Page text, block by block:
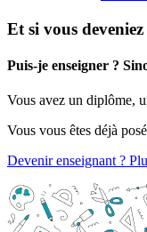
Et si vous
Puis-je enseigner ?
Vous avez un diplôme,
Vous vous êtes déjà
Devenir enseignant ?